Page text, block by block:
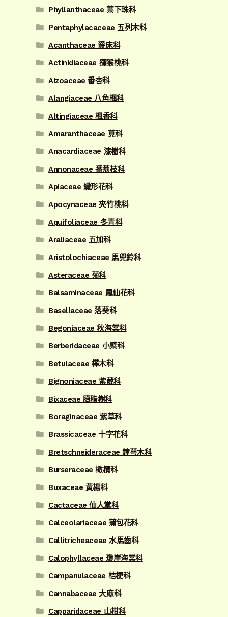
Phyllanthaceae 葉下珠科
Pentaphylacaceae 五列木科
Acanthaceae 爵床科
Actinidiaceae 獼猴桃科
Aizoaceae 番杏科
Alangiaceae 八角楓科
Altingiaceae 楓香科
Amaranthaceae 莧科
Anacardiaceae 漆樹科
Annonaceae 番荔枝科
Apiaceae 繖形花科
Apocynaceae 夾竹桃科
Aquifoliaceae 冬青科
Araliaceae 五加科
Aristolochiaceae 馬兜鈴科
Asteraceae 菊科
Balsaminaceae 鳳仙花科
Basellaceae 落葵科
Begoniaceae 秋海棠科
Berberidaceae 小檗科
Betulaceae 樺木科
Bignoniaceae 紫葳科
Bixaceae 臙脂樹科
Boraginaceae 紫草科
Brassicaceae 十字花科
Bretschneideraceae 鐘萼木科
Burseraceae 橄欖科
Buxaceae 黃楊科
Cactaceae 仙人掌科
Calceolariaceae 蒲包花科
Callitricheaceae 水馬齒科
Calophyllaceae 瓊崖海棠科
Campanulaceae 桔梗科
Cannabaceae 大麻科
Capparidaceae 山柑科